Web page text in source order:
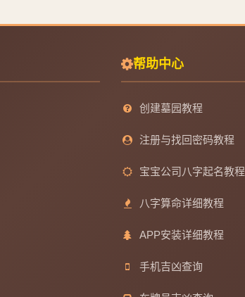
帮助中心
创建墓园教程
注册与找回密码教程
宝宝公司八字起名教程
八字算命详细教程
APP安装详细教程
手机吉凶查询